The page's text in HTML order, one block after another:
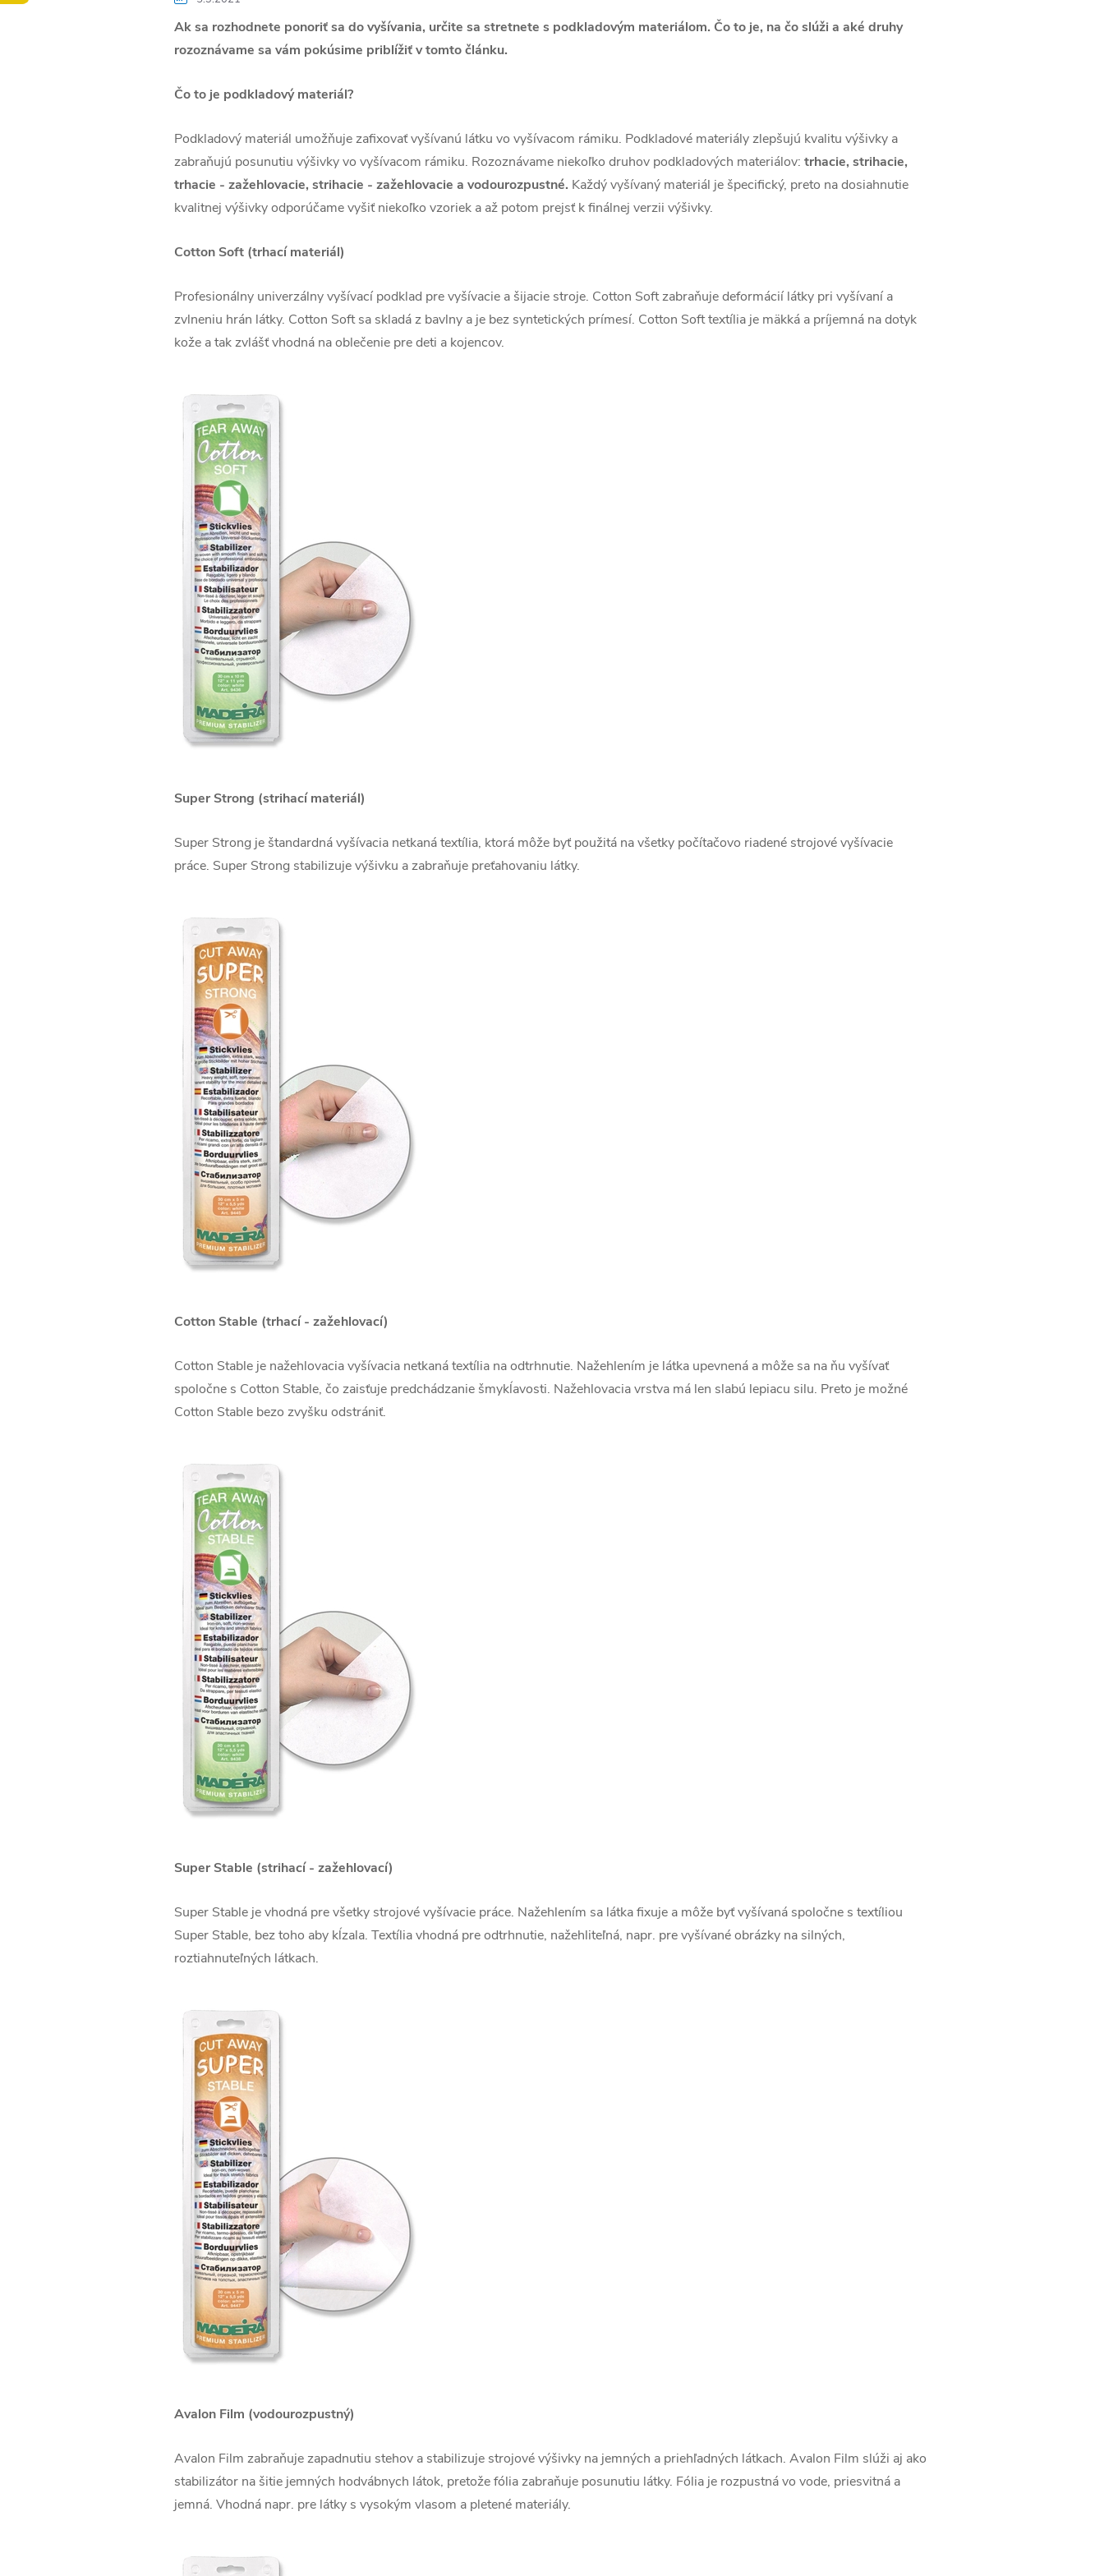
Ak sa rozhodnete ponoriť sa do vyšívania, určite sa stretnete s podkladovým materiálom. Čo to je, na čo slúži a aké druhy
rozoznávame sa vám pokúsime priblížiť v tomto článku.
Čo to je podkladový materiál?
Podkladový materiál umožňuje zafixovať vyšívanú látku vo vyšívacom rámiku. Podkladové materiály zlepšujú kvalitu výšivky a
zabraňujú posunutiu výšivky vo vyšívacom rámiku. Rozoznávame niekoľko druhov podkladových materiálov: trhacie, strihacie,
trhacie - zažehlovacie, strihacie - zažehlovacie a vodourozpustné. Každý vyšívaný materiál je špecifický, preto na dosiahnutie
kvalitnej výšivky odporúčame vyšiť niekoľko vzoriek a až potom prejsť k finálnej verzii výšivky.
Cotton Soft (trhací materiál)
Profesionálny univerzálny vyšívací podklad pre vyšívacie a šijacie stroje. Cotton Soft zabraňuje deformácií látky pri vyšívaní a
zvlneniu hrán látky. Cotton Soft sa skladá z bavlny a je bez syntetických prímesí. Cotton Soft textília je mäkká a príjemná na dotyk
kože a tak zvlášť vhodná na oblečenie pre deti a kojencov.
Super Strong (strihací materiál)
Super Strong je štandardná vyšívacia netkaná textília, ktorá môže byť použitá na všetky počítačovo riadené strojové vyšívacie
práce. Super Strong stabilizuje výšivku a zabraňuje preťahovaniu látky.
Cotton Stable (trhací - zažehlovací)
Cotton Stable je nažehlovacia vyšívacia netkaná textília na odtrhnutie. Nažehlením je látka upevnená a môže sa na ňu vyšívať
spoločne s Cotton Stable, čo zaisťuje predchádzanie šmykĺavosti. Nažehlovacia vrstva má len slabú lepiacu silu. Preto je možné
Cotton Stable bezo zvyšku odstrániť.
Super Stable (strihací - zažehlovací)
Super Stable je vhodná pre všetky strojové vyšívacie práce. Nažehlením sa látka fixuje a môže byť vyšívaná spoločne s textíliou
Super Stable, bez toho aby kĺzala. Textília vhodná pre odtrhnutie, nažehliteľná, napr. pre vyšívané obrázky na silných,
roztiahnuteľných látkach.
Avalon Film (vodourozpustný)
Avalon Film zabraňuje zapadnutiu stehov a stabilizuje strojové výšivky na jemných a priehľadných látkach. Avalon Film slúži aj ako
stabilizátor na šitie jemných hodvábnych látok, pretože fólia zabraňuje posunutiu látky. Fólia je rozpustná vo vode, priesvitná a
jemná. Vhodná napr. pre látky s vysokým vlasom a pletené materiály.